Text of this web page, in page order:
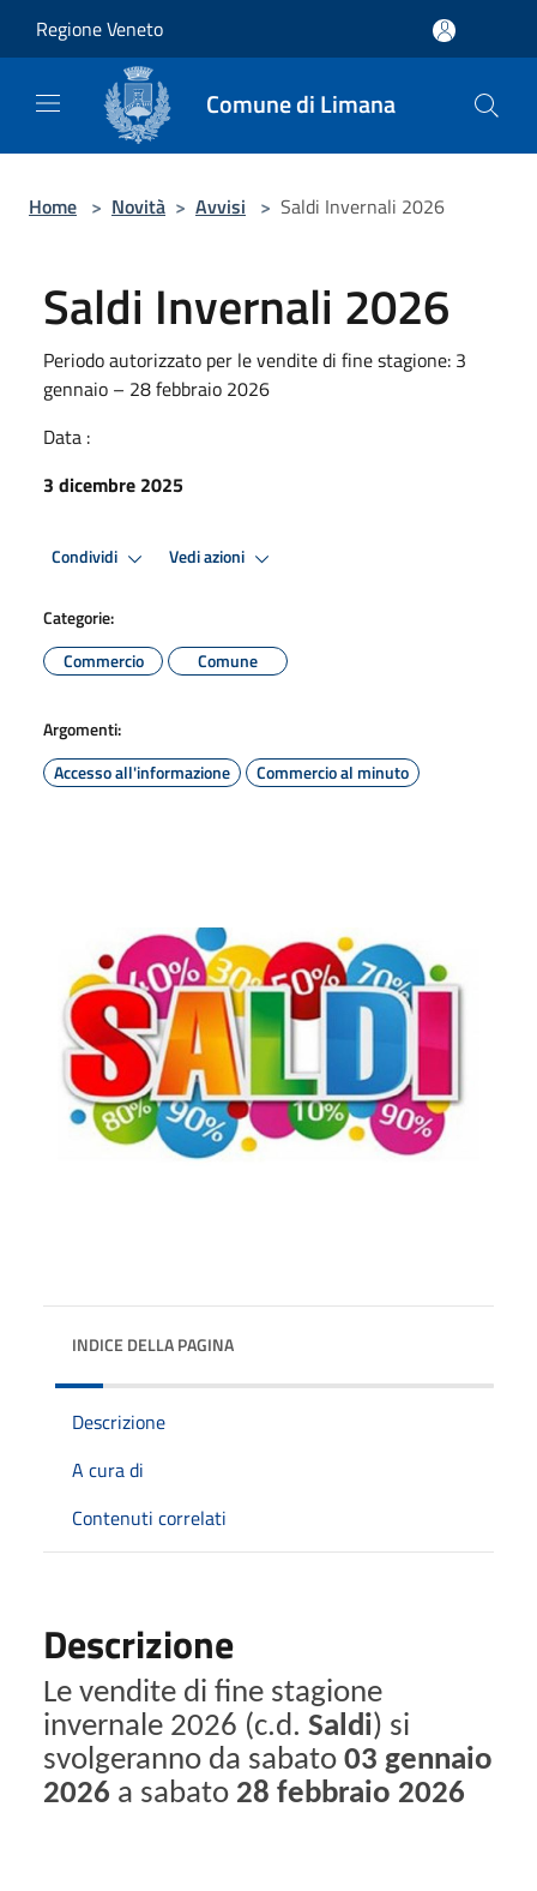
Regione Veneto
Comune di Limana
Home > Novità > Avvisi > Saldi Invernali 2026
Saldi Invernali 2026
Periodo autorizzato per le vendite di fine stagione: 3
gennaio – 28 febbraio 2026
Data :
3 dicembre 2025
Condividi Vedi azioni
Categorie:
Commercio
Comune
Argomenti:
Accesso all'informazione
Commercio al minuto
INDICE DELLA PAGINA
Descrizione
A cura di
Contenuti correlati
Descrizione
Le vendite di fine stagione
invernale 2026 (c.d. Saldi) si
svolgeranno da sabato 03 gennaio
2026 a sabato 28 febbraio 2026